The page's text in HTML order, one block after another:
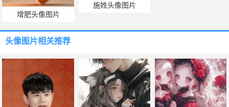
增肥头像图片
施姓头像图片
头像图片相关推荐